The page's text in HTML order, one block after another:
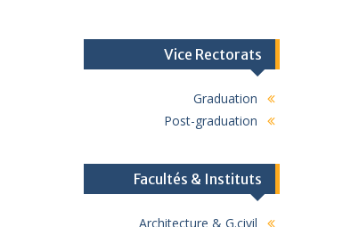
Vice Rectorats
Graduation
Post-graduation
Facultés & Instituts
Architecture & G.civil